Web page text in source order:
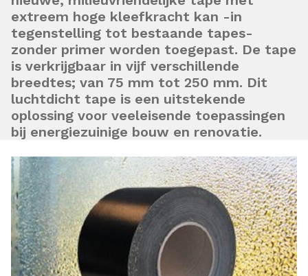
extreem hoge kleefkracht kan -in
tegenstelling tot bestaande tapes-
zonder primer worden toegepast. De tape
is verkrijgbaar in vijf verschillende
breedtes; van 75 mm tot 250 mm. Dit
luchtdicht tape is een uitstekende
oplossing voor veeleisende toepassingen
bij energiezuinige bouw en renovatie.